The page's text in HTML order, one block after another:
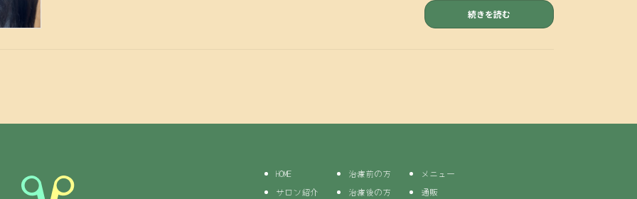
続きを読む
HOME
サロン紹介
治療前の方
治療後の方
メニュー
通販